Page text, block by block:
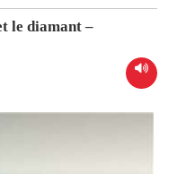
le diamant –